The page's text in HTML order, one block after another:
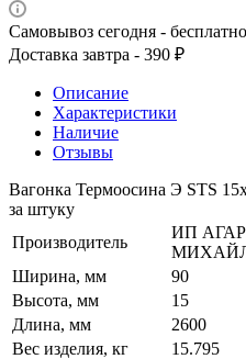
Самовывоз сегодня - бесплатно
Доставка завтра - 390 ₽
Описание
Характеристики
Наличие
Отзывы
Вагонка Термоосина Э STS
за штуку
Производитель
ИП
Ширина, мм
90
Высота, мм
15
Длина, мм
2600
Вес изделия, кг
15.795